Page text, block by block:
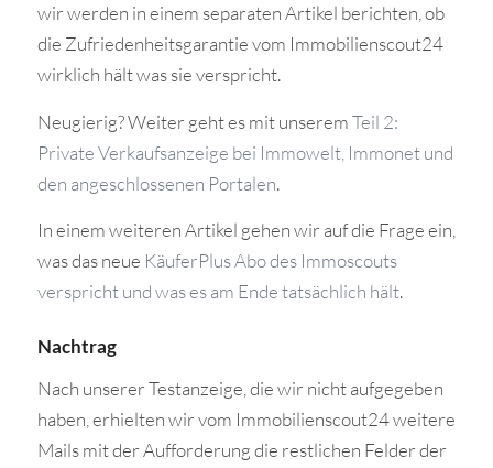
wir werden in einem separaten Artikel berichten, ob
die Zufriedenheitsgarantie vom Immobilienscout24
wirklich hält was sie verspricht.
Neugierig? Weiter geht es mit unseremTeil 2:
Private Verkaufsanzeige bei Immowelt, Immonet und
den angeschlossenen Portalen.
In einem weiteren Artikel gehen wir auf die Frage ein,
was das neue KäuferPlus Abo des Immoscouts
verspricht und was es am Ende tatsächlich hält.
Nachtrag
Nach unserer Testanzeige, die wir nicht aufgegeben
haben, erhielten wir vom Immobilienscout24 weitere
Mails mit der Aufforderung die restlichen Felder der